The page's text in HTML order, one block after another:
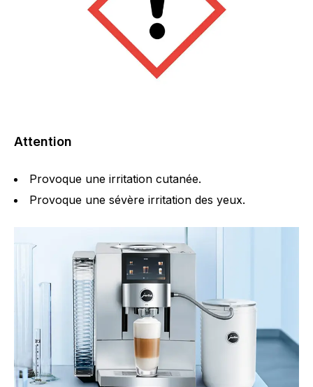
Attention
Provoque une irritation cutanée.
Provoque une sévère irritation des yeux.